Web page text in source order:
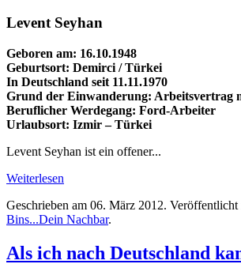
Levent Seyhan
Geboren am: 16.10.1948
Geburtsort: Demirci / Türkei
In Deutschland seit 11.11.1970
Grund der Einwanderung: Arbeitsvertrag
Beruflicher Werdegang: Ford-Arbeiter
Urlaubsort: Izmir – Türkei
Levent Seyhan ist ein offener...
Weiterlesen
Geschrieben am 06. März 2012. Veröffentlicht
Bins...Dein Nachbar.
Als ich nach Deutschland